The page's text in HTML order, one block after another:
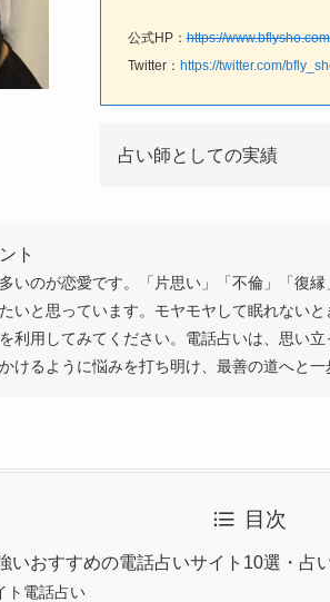
公式HP：https://
Twitter： https://twitter.com/
占い師としての実績
ト
いのが恋愛です。「片思い」「不倫」「復
いと思っています。モヤモヤして眠れない
利用してみてください。電話占いは、思い
けるように悩みを打ち明け、最善の道へと一
目次
いおすすめの電話占いサイト10選・占
ト電話占い